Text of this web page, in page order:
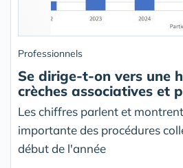
Professionnels
Se dirige-t-on vers une
crèches associatives et
Les chiffres parlent et
importante des procédures
début de l'année